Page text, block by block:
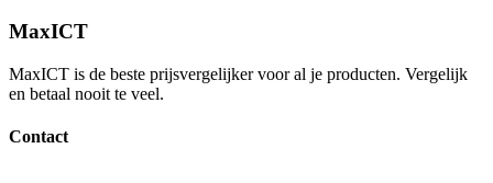
MaxICT
MaxICT is de beste prijsvergelijker voor al je producten. Vergelijk
en betaal nooit te veel.
Contact